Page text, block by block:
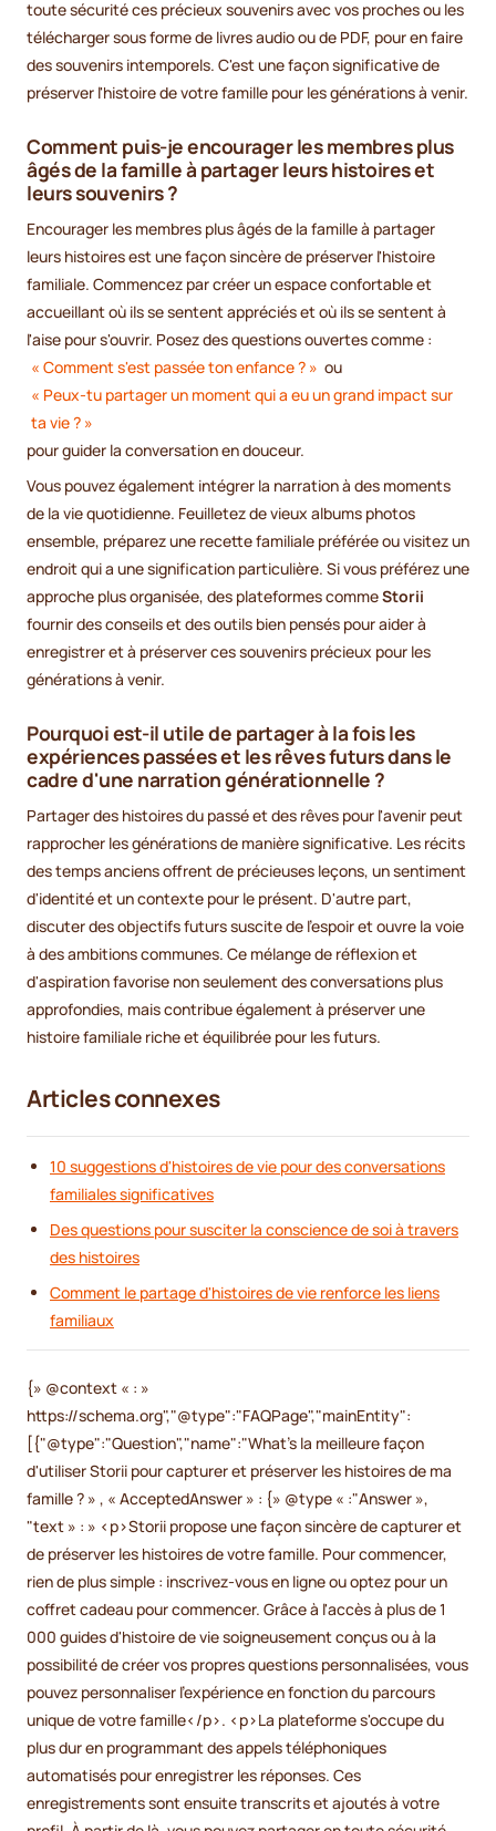
toute sécurité ces précieux souvenirs avec vos proches ou les
télécharger sous forme de livres audio ou de PDF, pour en faire
des souvenirs intemporels. C'est une façon significative de
préserver l'histoire de votre famille pour les générations à venir.
Comment puis-je encourager les membres plus
âgés de la famille à partager leurs histoires et
leurs souvenirs ?
Encourager les membres plus âgés de la famille à partager
leurs histoires est une façon sincère de préserver l'histoire
familiale. Commencez par créer un espace confortable et
accueillant où ils se sentent appréciés et où ils se sentent à
l'aise pour s'ouvrir. Posez des questions ouvertes comme :
« Comment s'est passée ton enfance ? » ou
« Peux-tu partager un moment qui a eu un grand impact sur
ta vie ? »
pour guider la conversation en douceur.
Vous pouvez également intégrer la narration à des moments
de la vie quotidienne. Feuilletez de vieux albums photos
ensemble, préparez une recette familiale préférée ou visitez un
endroit qui a une signification particulière. Si vous préférez une
approche plus organisée, des plateformes commeStorii
fournir des conseils et des outils bien pensés pour aider à
enregistrer et à préserver ces souvenirs précieux pour les
générations à venir.
Pourquoi est-il utile de partager à la fois les
expériences passées et les rêves futurs dans le
cadre d'une narration générationnelle ?
Partager des histoires du passé et des rêves pour l'avenir peut
rapprocher les générations de manière significative. Les récits
des temps anciens offrent de précieuses leçons, un sentiment
d'identité et un contexte pour le présent. D'autre part,
discuter des objectifs futurs suscite de l'espoir et ouvre la voie
à des ambitions communes. Ce mélange de réflexion et
d'aspiration favorise non seulement des conversations plus
approfondies, mais contribue également à préserver une
histoire familiale riche et équilibrée pour les futurs.
Articles connexes
10 suggestions d'histoires de vie pour des conversations
familiales significatives
Des questions pour susciter la conscience de soi à travers
des histoires
Comment le partage d'histoires de vie renforce les liens
familiaux
{» @context « : »
https://schema.org","@type":"FAQPage","mainEntity":
[{"@type":"Question","name":"What’s la meilleure façon
d'utiliser Storii pour capturer et préserver les histoires de ma
famille ? » , « AcceptedAnswer » : {» @type « :"Answer »,
"text » : » <p>Storii propose une façon sincère de capturer et
de préserver les histoires de votre famille. Pour commencer,
rien de plus simple : inscrivez-vous en ligne ou optez pour un
coffret cadeau pour commencer. Grâce à l'accès à plus de 1
000 guides d'histoire de vie soigneusement conçus ou à la
possibilité de créer vos propres questions personnalisées, vous
pouvez personnaliser l'expérience en fonction du parcours
unique de votre famille</p>. <p>La plateforme s'occupe du
plus dur en programmant des appels téléphoniques
automatisés pour enregistrer les réponses. Ces
enregistrements sont ensuite transcrits et ajoutés à votre